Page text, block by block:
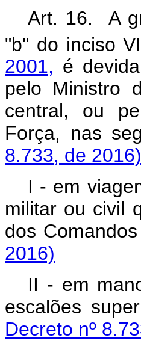
Art. 16. A
"b" do inciso
2001, é
pelo Ministro
central, ou
Força, nas
8.733, de 2016)
I - em
militar ou civil
dos
2016)
II - em
escalões
Decreto nº